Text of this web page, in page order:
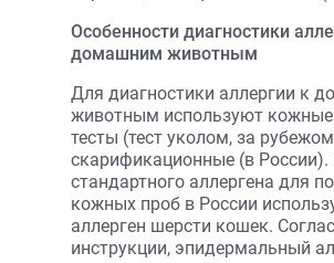
Особенности диагностики
домашним животным
Для диагностики аллергии к
животным используют кожные
тесты (тест уколом, за
скарификационные (в России).
стандартного аллергена для
кожных проб в России
аллерген шерсти кошек.
инструкции, эпидермальный